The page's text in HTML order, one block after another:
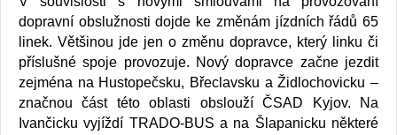
dopravní obslužnosti dojde ke změnám jízdních řádů 65
linek. Většinou jde jen o změnu dopravce, který linku či
příslušné spoje provozuje. Nový dopravce začne jezdit
zejména na Hustopečsku, Břeclavsku a Židlochovicku –
značnou část této oblasti obslouží ČSAD Kyjov. Na
Ivančicku vyjíždí TRADO-BUS a na Šlapanicku některé